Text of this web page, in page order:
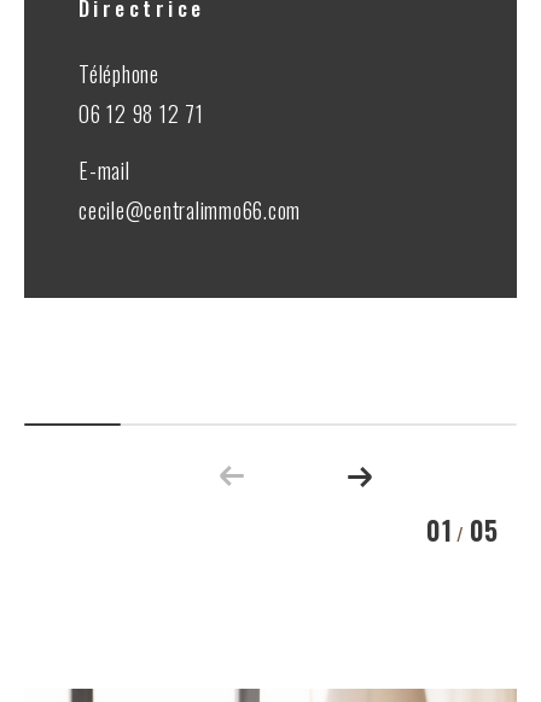
Directrice
Téléphone
06 12 98 12 71
E-mail
cecile@centralimmo66.com
01 / 05